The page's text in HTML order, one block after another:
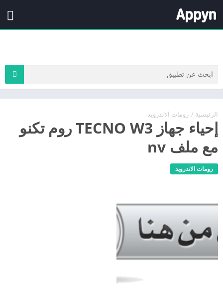
الرئيسية / رومات الاندرويد
إحياء جهاز TECNO W3 روم تكنو
مع ملف nv
رومات الاندرويد